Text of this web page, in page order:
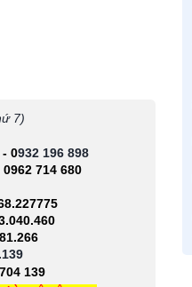
7)
0932 196 898
0962 714 680
139